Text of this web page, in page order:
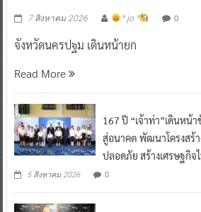
7 สิงหาคม 2026 ^ jo ^ 0
จังหวัดนครปฐม เดินหน้ายก
Read More
167 ปี “เจ้าท่า”เดินหน้
สู่อนาคต พัฒนาโครงสร้
ปลอดภัย สร้างเศรษฐกิจ
5 สิงหาคม 2026 0